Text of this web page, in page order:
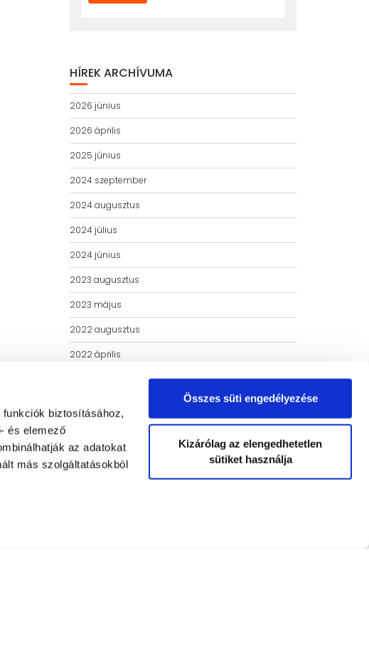
biztosításához,
és elemező
az adatokat
más szolgáltatásokból
Összes süti engedélyezése
Kizárólag az elengedhetetlen
sütiket használja
HÍREK ARCHÍVUMA
2026 június
2026 április
2025 június
2024 szeptember
2024 augusztus
2024 július
2024 június
2023 augusztus
2023 május
2022 augusztus
2022 április
2021 június